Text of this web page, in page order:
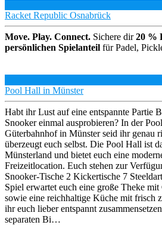
Racket Republic Osnabrück
Move. Play. Connect. Sichere dir20 %
persönlichen Spielanteil für Padel,
Pool Hall in Münster
Habt ihr Lust auf eine entspannte Partie
Snooker einmal ausprobieren? In der
Güterbahnhof in Münster seid ihr genau
überzeugt euch selbst. Die Pool Hall ist
Münsterland und bietet euch eine
Freizeitlocation. Euch stehen zur
Snooker-Tische 2 Kickertische 7
Spiel erwartet euch eine große Theke
sowie eine reichhaltige Küche mit frisch
ihr euch lieber entspannt
separaten Bi…